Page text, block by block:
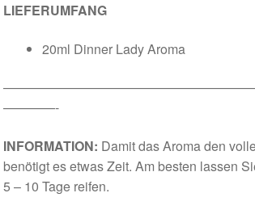
LIEFERUMFANG
20ml Dinner Lady Aroma
————-
INFORMATION: Damit das Aroma den
benötigt es etwas Zeit. Am besten lassen
5 – 10 Tage reifen.